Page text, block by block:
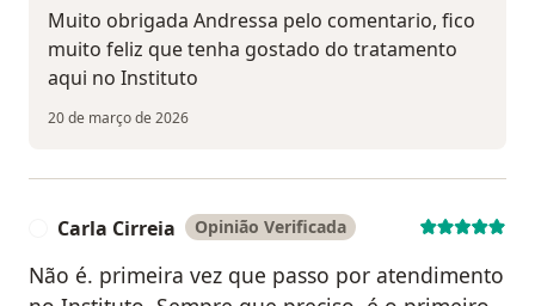
Muito obrigada Andressa pelo comentario, fico
muito feliz que tenha gostado do tratamento
aqui no Instituto
20 de março de 2026
Carla Cirreia Opinião Verificada
Não é. primeira vez que passo por atendimento